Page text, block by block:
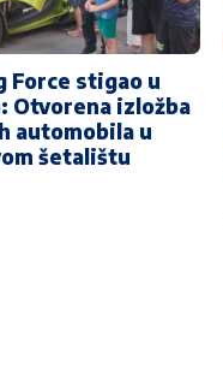
Force stigao u
Otvorena izložba
automobila u
šetalištu